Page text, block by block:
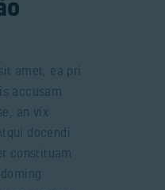
amet, ea pri
accusam
an vix
docendi
constituam